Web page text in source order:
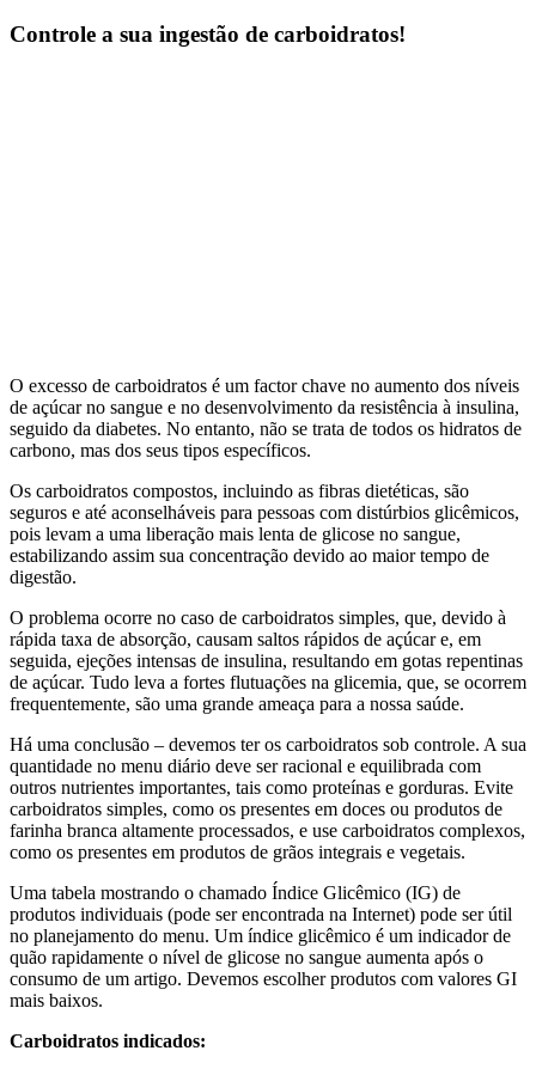
Controle a sua ingestão de carboidratos!
O excesso de carboidratos é um factor chave no aumento dos níveis
de açúcar no sangue e no desenvolvimento da resistência à insulina,
seguido da diabetes. No entanto, não se trata de todos os hidratos de
carbono, mas dos seus tipos específicos.
Os carboidratos compostos, incluindo as fibras dietéticas, são
seguros e até aconselháveis para pessoas com distúrbios glicêmicos,
pois levam a uma liberação mais lenta de glicose no sangue,
estabilizando assim sua concentração devido ao maior tempo de
digestão.
O problema ocorre no caso de carboidratos simples, que, devido à
rápida taxa de absorção, causam saltos rápidos de açúcar e, em
seguida, ejeções intensas de insulina, resultando em gotas repentinas
de açúcar. Tudo leva a fortes flutuações na glicemia, que, se ocorrem
frequentemente, são uma grande ameaça para a nossa saúde.
Há uma conclusão – devemos ter os carboidratos sob controle. A sua
quantidade no menu diário deve ser racional e equilibrada com
outros nutrientes importantes, tais como proteínas e gorduras. Evite
carboidratos simples, como os presentes em doces ou produtos de
farinha branca altamente processados, e use carboidratos complexos,
como os presentes em produtos de grãos integrais e vegetais.
Uma tabela mostrando o chamado Índice Glicêmico (IG) de
produtos individuais (pode ser encontrada na Internet) pode ser útil
no planejamento do menu. Um índice glicêmico é um indicador de
quão rapidamente o nível de glicose no sangue aumenta após o
consumo de um artigo. Devemos escolher produtos com valores GI
mais baixos.
Carboidratos indicados: